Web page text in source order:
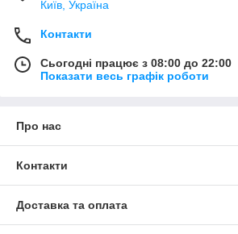
Київ, Україна
Контакти
Сьогодні працює з 08:00 до 22:00
Показати весь графік роботи
Про нас
Контакти
Доставка та оплата